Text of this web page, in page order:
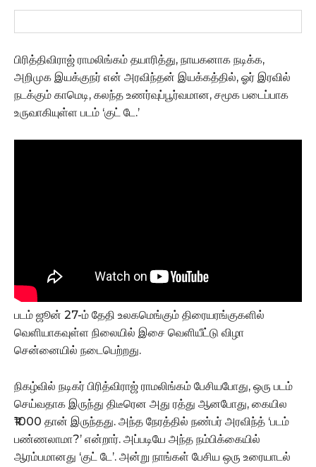
பிரித்திவிராஜ் ராமலிங்கம் தயாரித்து, நாயகனாக நடிக்க,
அறிமுக இயக்குநர் என் அரவிந்தன் இயக்கத்தில், ஓர் இரவில்
நடக்கும் காமெடி, கலந்த உணர்வுப்பூர்வமான, சமூக படைப்பாக
உருவாகியுள்ள படம் ‘குட் டே.’
படம் ஜூன் 27-ம் தேதி உலகமெங்கும் திரையரங்குகளில்
வெளியாகவுள்ள நிலையில் இசை வெளியீட்டு விழா
சென்னையில் நடைபெற்றது.
நிகழ்வில் நடிகர் பிரித்விராஜ் ராமலிங்கம் பேசியபோது, ஒரு படம்
செய்வதாக இருந்து திடீரென அது ரத்து ஆனபோது, கையில
₹1000 தான் இருந்தது. அந்த நேரத்தில் நண்பர் அரவிந்த் ‘படம்
பண்ணலாமா?’ என்றார். அப்படியே அந்த நம்பிக்கையில்
ஆரம்பமானது ‘குட் டே’. அன்று நாங்கள் பேசிய ஒரு உரையாடல்